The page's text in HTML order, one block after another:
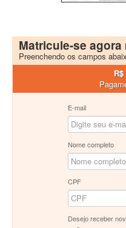
Matricule-se agora
Preenchendo os campos
E-mail
Nome completo
CPF
Desejo receber